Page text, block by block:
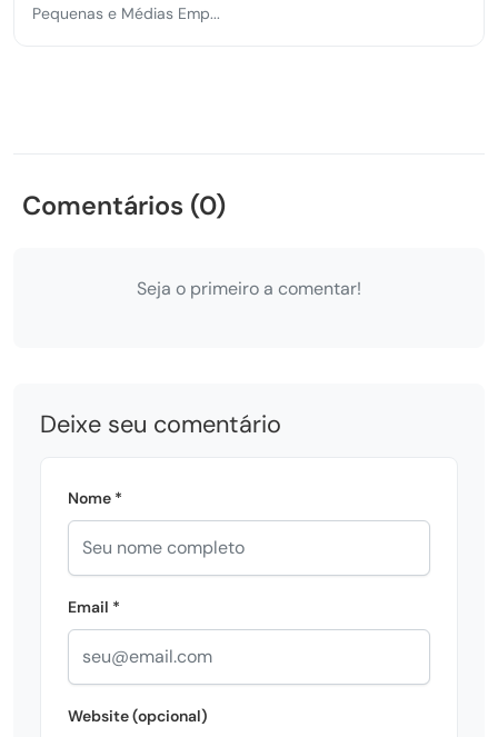
Pequenas e Médias Emp...
Comentários (0)
Seja o primeiro a comentar!
Deixe seu comentário
Nome *
Email *
Website (opcional)